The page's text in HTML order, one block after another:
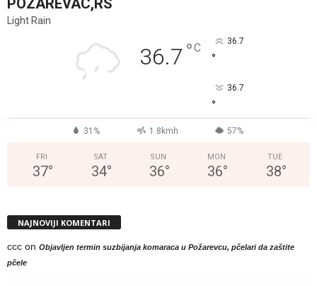
POZAREVAC,RS
Light Rain
36.7 °C 36.7
°
36.7
°
31% 1.8kmh 57%
FRI
37°
SAT
34°
SUN
36°
MON
36°
TUE
38°
NAJNOVIJI KOMENTARI
ccc on Objavljen termin suzbijanja komaraca u Požarevcu, pčelari da zaštite
pčele